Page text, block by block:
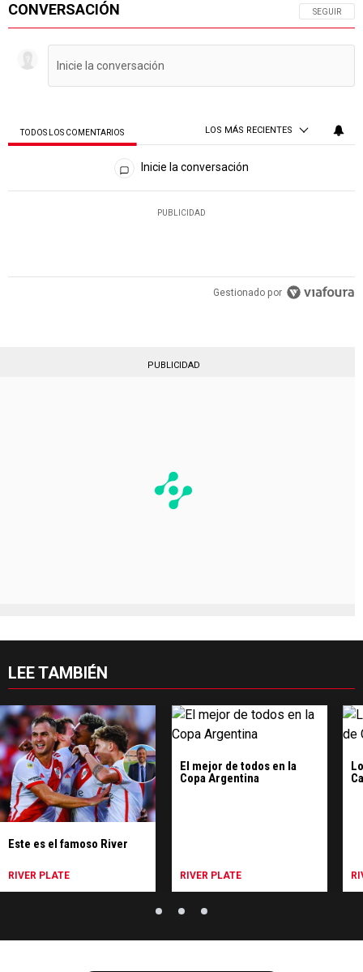
CONVERSACIÓN SIGA ESTA
SEGUIR
TODOS LOS COMENTARIOS LOS MÁS RECIENTES
Todos los comentarios
Inicie la conversación
PUBLICIDAD
Gestionado por
PUBLICIDAD
LEE TAMBIÉN
Este es el famoso River
RIVER PLATE
El mejor de todos en la
Copa Argentina
RIVER PLATE